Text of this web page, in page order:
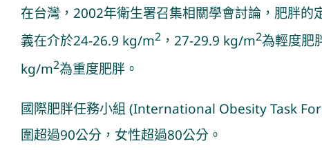
在台灣，2002年衛生署召集相關學會討論，肥胖
義在介於24-26.9 kg/m2，27-29.9 kg/m2為輕度肥
kg/m2為重度肥胖。
國際肥胖任務小組 (International Obesity Task
圍超過90公分，女性超過80公分。